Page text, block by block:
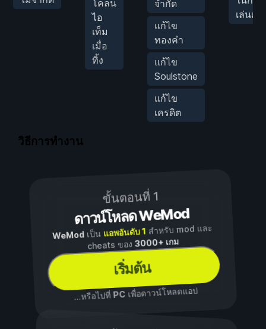
โคลน
ไอ
เท็ม
เมื่อ
ทิ้ง
จำกัด
แก้ไข
ทองคำ
แก้ไข
Soulstone
แก้ไข
เครดิต
เล่นเกม
วิธีการทำงาน
ขั้นตอนที่ 1
ดาวน์โหลด WeMod
WeModเป็น แอพอันดับ 1 สำหรับ mod และ
cheats ของ3000+ เกม
เริ่มต้น
...หรือไปที่ PCเพื่อดาวน์โหลดแอป